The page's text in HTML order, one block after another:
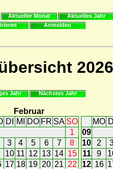
Aktueller Monat Aktuelles Jahr
Anmelden
2026
Jahr Nächstes Jahr
Februar
DI MI DO FR SA SO
1
3 4 5 6 7
8
10 11 12 13 14 15
17 18 19 20 21 22
MO DI
09
10
2
11
9
12 16